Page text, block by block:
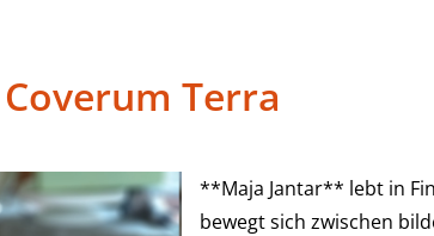
Terra
**Maja Jantar** lebt in
bewegt sich zwischen